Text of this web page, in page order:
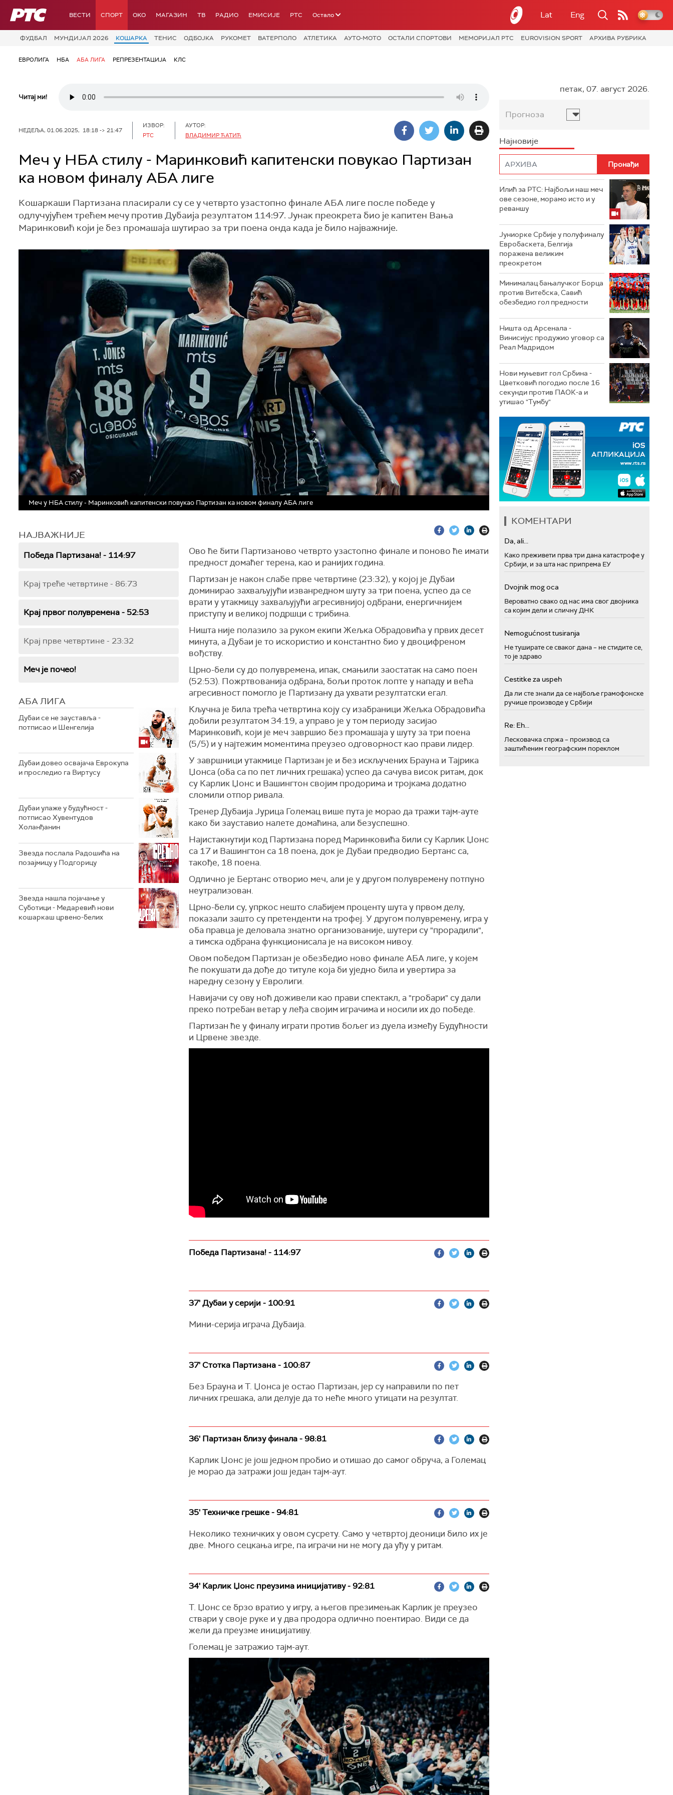
РТС ВЕСТИ СПОРТ OKO МАГАЗИН ТВ РАДИО ЕМИСИЈЕ РТС Остало Lat Eng
ФУДБАЛ МУНДИЈАЛ 2026 КОШАРКА ТЕНИС ОДБОЈКА РУКОМЕТ ВАТЕРПОЛО АТЛЕТИКА АУТО-МОТО ОСТАЛИ СПОРТОВИ МЕМОРИЈАЛ РТС EUROVISION SPORT АРХИВА РУБРИКА
ЕВРОЛИГА НБА АБА ЛИГА РЕПРЕЗЕНТАЦИЈА КЛС
Читај ми!
НЕДЕЉА, 01.06.2025, 18:18 -> 21:47
ИЗВОР:
РТС
АУТОР:
ВЛАДИМИР ЋАТИЋ
Меч у НБА стилу - Маринковић капитенски повукао Партизан
ка новом финалу АБА лиге
Кошаркаши Партизана пласирали су се у четврто узастопно финале АБА лиге после победе у
одлучујућем трећем мечу против Дубаија резултатом 114:97. Јунак преокрета био је капитен Вања
Маринковић који је без промашаја шутирао за три поена онда када је било најважније.
Меч у НБА стилу - Маринковић капитенски повукао Партизан ка новом финалу АБА лиге
НАЈВАЖНИЈЕ
Победа Партизана! - 114:97
Крај треће четвртине - 86:73
Крај првог полувремена - 52:53
Крај прве четвртине - 23:32
Меч је почео!
АБА ЛИГА
Дубаи се не зауставља -
потписао и Шенгелија
Дубаи довео освајача Еврокупа
и проследио га Виртусу
Дубаи улаже у будућност -
потписао Хувентудов
Холанђанин
Звезда послала Радошића на
позајмицу у Подгорицу
Звезда нашла појачање у
Суботици - Медаревић нови
кошаркаш црвено-белих
Ово ће бити Партизаново четврто узастопно финале и поново ће имати
предност домаћег терена, као и ранијих година.
Партизан је након слабе прве четвртине (23:32), у којој је Дубаи
доминирао захваљујући изванредном шуту за три поена, успео да се
врати у утакмицу захваљујући агресивнијој одбрани, енергичнијем
приступу и великој подршци с трибина.
Ништа није полазило за руком екипи Жељка Обрадовића у првих десет
минута, а Дубаи је то искористио и константно био у двоцифреном
вођству.
Црно-бели су до полувремена, ипак, смањили заостатак на само поен
(52:53). Пожртвованија одбрана, бољи проток лопте у нападу и већа
агресивност помогло је Партизану да ухвати резултатски егал.
Кључна је била трећа четвртина коју су изабраници Жељка Обрадовића
добили резултатом 34:19, а управо је у том периоду засијао
Маринковић, који је меч завршио без промашаја у шуту за три поена
(5/5) и у најтежим моментима преузео одговорност као прави лидер.
У завршници утакмице Партизан је и без искључених Брауна и Тајрика
Џонса (оба са по пет личних грешака) успео да сачува висок ритам, док
су Карлик Џонс и Вашингтон својим продорима и тројкама додатно
сломили отпор ривала.
Тренер Дубаија Јурица Големац више пута је морао да тражи тајм-ауте
како би зауставио налете домаћина, али безуспешно.
Најистакнутији код Партизана поред Маринковића били су Карлик Џонс
са 17 и Вашингтон са 18 поена, док је Дубаи предводио Бертанс са,
такође, 18 поена.
Одлично је Бертанс отворио меч, али је у другом полувремену потпуно
неутрализован.
Црно-бели су, упркос нешто слабијем проценту шута у првом делу,
показали зашто су претенденти на трофеј. У другом полувремену, игра у
оба правца је деловала знатно организованије, шутери су "прорадили",
а тимска одбрана функционисала је на високом нивоу.
Овом победом Партизан је обезбедио ново финале АБА лиге, у којем
ће покушати да дође до титуле која би уједно била и увертира за
наредну сезону у Евролиги.
Навијачи су ову ноћ доживели као прави спектакл, а "гробари" су дали
преко потребан ветар у леђа својим играчима и носили их до победе.
Партизан ће у финалу играти против бољег из дуела између Будућности
и Црвене звезде.
Победа Партизана! - 114:97
37' Дубаи у серији - 100:91
Мини-серија играча Дубаија.
37' Стотка Партизана - 100:87
Без Брауна и Т. Џонса је остао Партизан, јер су направили по пет
личних грешака, али делује да то неће много утицати на резултат.
36' Партизан близу финала - 98:81
Карлик Џонс је још једном пробио и отишао до самог обруча, а Големац
је морао да затражи још један тајм-аут.
35' Техничке грешке - 94:81
Неколико техничких у овом сусрету. Само у четвртој деоници било их је
две. Много сецкања игре, па играчи ни не могу да уђу у ритам.
34' Карлик Џонс преузима иницијативу - 92:81
Т. Џонс се брзо вратио у игру, а његов презимењак Карлик је преузео
ствари у своје руке и у два продора одлично поентирао. Види се да
жели да преузме иницијативу.
Големац је затражио тајм-аут.
петак, 07. август 2026.
Прогноза
Најновије
Илић за РТС: Најбољи наш меч
ове сезоне, морамо исто и у
реваншу
Јуниорке Србије у полуфиналу
Евробаскета, Белгија
поражена великим
преокретом
Минималац бањалучког Борца
против Витебска, Савић
обезбедио гол предности
Ништа од Арсенала -
Винисијус продужио уговор са
Реал Мадридом
Нови муњевит гол Србина -
Цветковић погодио после 16
секунди против ПАОК-а и
утишао "Тумбу"
КОМЕНТАРИ
Da, ali...
Како преживети прва три дана катастрофе у
Србији, и за шта нас припрема ЕУ
Dvojnik mog oca
Вероватно свако од нас има свог двојника
са којим дели и сличну ДНК
Nemogućnost tusiranja
Не туширате се сваког дана – не стидите се,
то је здраво
Cestitke za uspeh
Да ли сте знали да се најбоље грамофонске
ручице производе у Србији
Re: Eh...
Лесковачка спржа – производ са
заштићеним географским пореклом